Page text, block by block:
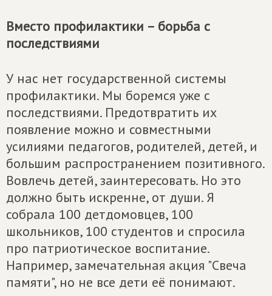
Вместо профилактики – борьба с
последствиями
У нас нет государственной системы
профилактики. Мы боремся уже с
последствиями. Предотвратить их
появление можно и совместными
усилиями педагогов, родителей, детей, и
большим распространением позитивного.
Вовлечь детей, заинтересовать. Но это
должно быть искренне, от души. Я
собрала 100 детдомовцев, 100
школьников, 100 студентов и спросила
про патриотическое воспитание.
Например, замечательная акция "Свеча
памяти", но не все дети её понимают.